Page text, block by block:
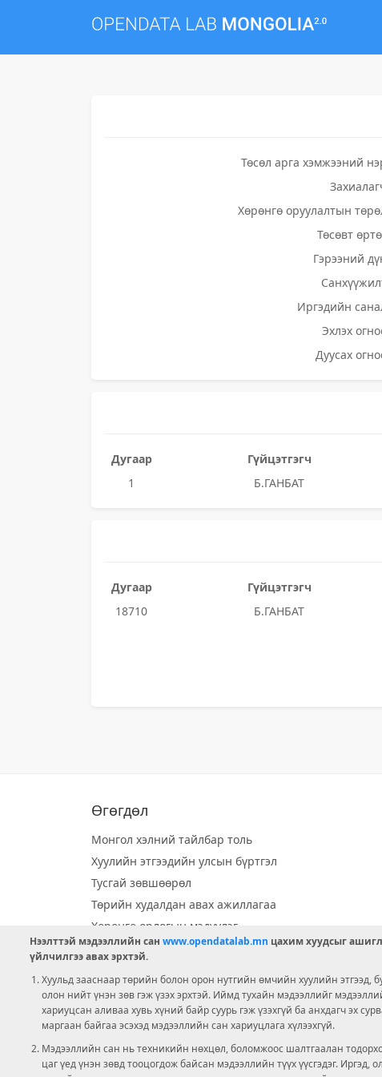
Төсөл арга хэмжээний
Хөрөнгө оруулалтын
Төсөвт
Гэрээний
Иргэдийн
Эхлэх
Дуусах
Дугаар Гүйцэтгэгч
1
Б.ГАНБАТ
Дугаар Гүйцэтгэгч
18710
Б.ГАНБАТ
Өгөгдөл
Монгол хэлний тайлбар толь
Хуулийн этгээдийн улсын бүртгэл
Тусгай зөвшөөрөл
Төрийн худалдан авах ажиллагаа
Хөрөнгө орлогын мэдүүлэг
Орон нутгийн хөгжлийн сан
Ээлжит сонгууль
Ашигт малтмал тусгай зөвшөөрөл
Нээлттэй мэдээллийн сан www.opendatalab.mn цахим хуудсыг
үйлчилгээ авах эрхтэй.
Хуульд зааснаар төрийн болон орон нутгийн өмчийн хуулийн этгээд,
олон нийт үнэн зөв гэж үзэх эрхтэй. Иймд тухайн мэдээллийг
хариуцсан аливаа хувь хүний байр суурь гэж үзэхгүй ба анхдагч эх
маргаан байгаа эсэхэд мэдээллийн сан хариуцлага хүлээхгүй.
Мэдээллийн сан нь техникийн нөхцөл, боломжоос шалтгаалан
цаг үед үнэн зөвд тооцогдож байсан мэдээллийн түүх үүсгэдэг.